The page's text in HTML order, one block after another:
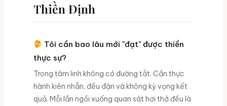
Thiền Định
Tôi cần bao lâu mới "đạt" được thiền
thực sự?
Trong tâm linh không có đường tắt. Cần thực
hành kiên nhẫn, đều đặn và không kỳ vọng kết
quả. Mỗi lần ngồi xuống quan sát hơi thở đều là